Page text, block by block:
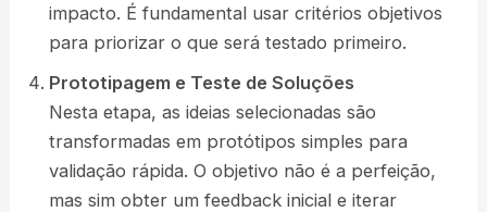
impacto. É fundamental usar critérios objetivos
para priorizar o que será testado primeiro.
Prototipagem e Teste de Soluções
Nesta etapa, as ideias selecionadas são
transformadas em protótipos simples para
validação rápida. O objetivo não é a perfeição,
mas sim obter um feedback inicial e iterar